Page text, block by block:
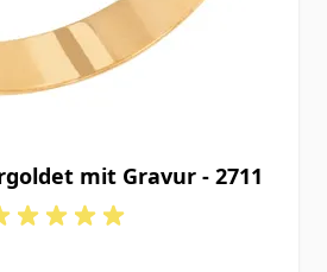
mit Gravur - 2711